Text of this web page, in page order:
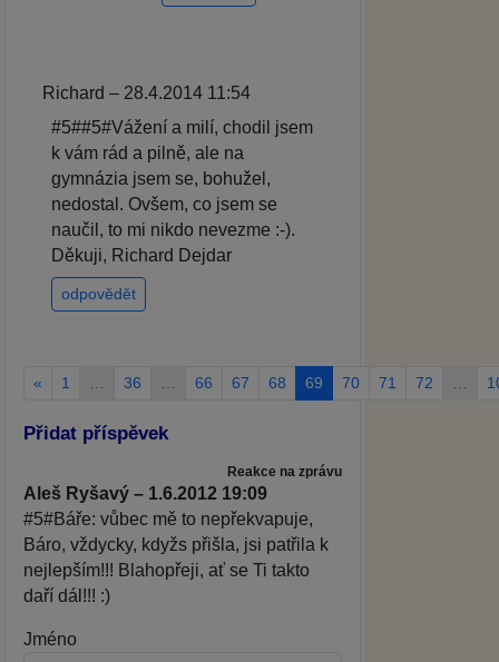
Richard – 28.4.2014 11:54
#5##5#Vážení a milí, chodil jsem
k vám rád a pilně, ale na
gymnázia jsem se, bohužel,
nedostal. Ovšem, co jsem se
naučil, to mi nikdo nevezme :-).
Děkuji, Richard Dejdar
odpovědět
« 1 36 66 67 68 69 70 71 72
Přidat příspěvek
Reakce na zprávu
Aleš Ryšavý – 1.6.2012 19:09
#5#Báře: vůbec mě to nepřekvapuje,
Báro, vždycky, kdyžs přišla, jsi patřila k
nejlepším!!! Blahopřeji, ať se Ti takto
daří dál!!! :)
Jméno